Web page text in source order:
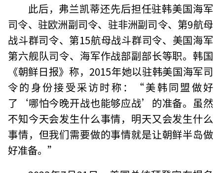
此后，弗兰凯蒂还先后担任驻韩美国海军
司令、驻欧洲副司令、驻非洲副司令、第9航母
战斗群司令、第15航母战斗群司令、美国海军
第六舰队司令、海军作战部副部长等职。韩国
《朝鲜日报》称，2015年她以驻韩美国海军司
令的身份接受采访时称：“美韩同盟做好
了‘哪怕今晚开战也能够应战’的准备。虽然
不知今天会发生什么事情，明天又会发生什么
事情，但我们需要做的事情就是让朝鲜半岛做
好准备。”